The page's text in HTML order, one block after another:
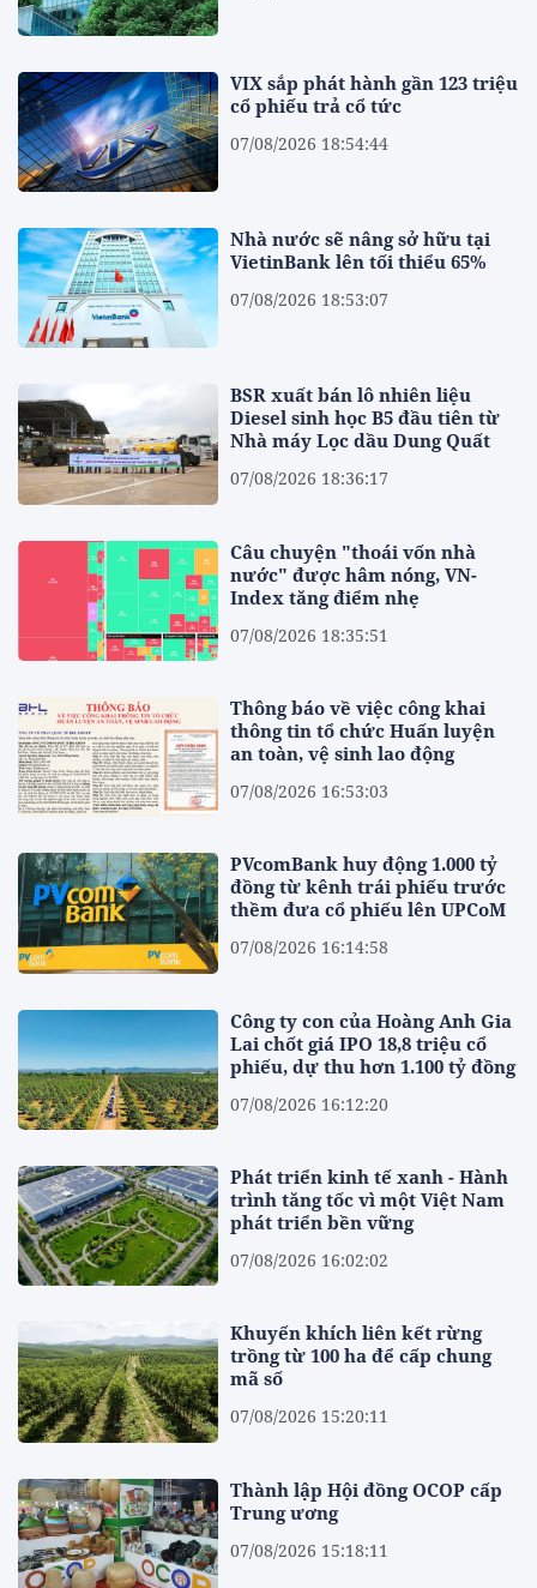
VIX sắp phát hành gần 123 triệu
cổ phiếu trả cổ tức
07/08/2026 18:54:44
Nhà nước sẽ nâng sở hữu tại
VietinBank lên tối thiểu 65%
07/08/2026 18:53:07
BSR xuất bán lô nhiên liệu
Diesel sinh học B5 đầu tiên từ
Nhà máy Lọc dầu Dung Quất
07/08/2026 18:36:17
Câu chuyện "thoái vốn nhà
nước" được hâm nóng, VN-
Index tăng điểm nhẹ
07/08/2026 18:35:51
Thông báo về việc công khai
thông tin tổ chức Huấn luyện
an toàn, vệ sinh lao động
07/08/2026 16:53:03
PVcomBank huy động 1.000 tỷ
đồng từ kênh trái phiếu trước
thềm đưa cổ phiếu lên UPCoM
07/08/2026 16:14:58
Công ty con của Hoàng Anh Gia
Lai chốt giá IPO 18,8 triệu cổ
phiếu, dự thu hơn 1.100 tỷ đồng
07/08/2026 16:12:20
Phát triển kinh tế xanh - Hành
trình tăng tốc vì một Việt Nam
phát triển bền vững
07/08/2026 16:02:02
Khuyến khích liên kết rừng
trồng từ 100 ha để cấp chung
mã số
07/08/2026 15:20:11
Thành lập Hội đồng OCOP cấp
Trung ương
07/08/2026 15:18:11